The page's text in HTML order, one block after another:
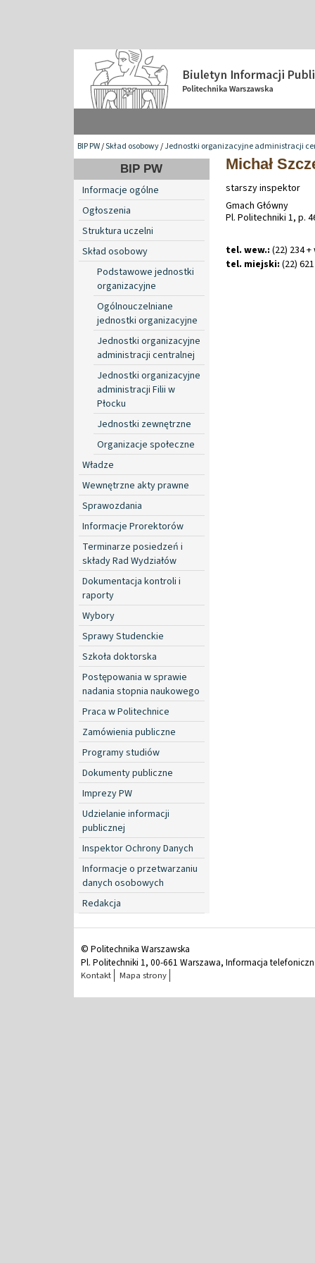
BIP PW/Skład osobowy/Jednostki organizacyjne administracji
BIP PW
Informacje ogólne
Ogłoszenia
Struktura uczelni
Skład osobowy
Podstawowe jednostki
organizacyjne
Ogólnouczelniane
jednostki organizacyjne
Jednostki organizacyjne
administracji centralnej
Jednostki organizacyjne
administracji Filii w
Płocku
Jednostki zewnętrzne
Organizacje społeczne
Władze
Wewnętrzne akty prawne
Sprawozdania
Informacje Prorektorów
Terminarze posiedzeń i
składy Rad Wydziałów
Dokumentacja kontroli i
raporty
Wybory
Sprawy Studenckie
Szkoła doktorska
Postępowania w sprawie
nadania stopnia naukowego
Praca w Politechnice
Zamówienia publiczne
Programy studiów
Dokumenty publiczne
Imprezy PW
Udzielanie informacji
publicznej
Inspektor Ochrony Danych
Informacje o przetwarzaniu
danych osobowych
Redakcja
Michał
starszy inspektor
Gmach Główny
Pl. Politechniki 1, p.
tel. wew.: (22) 234
tel. miejski: (22)
© Politechnika Warszawska
Pl. Politechniki 1, 00-661 Warszawa, Informacja
Kontakt Mapa strony